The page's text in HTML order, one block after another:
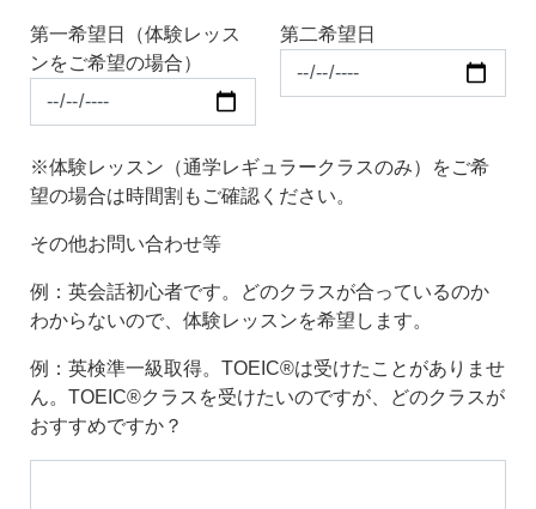
第一希望日（体験レッス
ンをご希望の場合）
第二希望日
※体験レッスン（通学レギュラークラスのみ）をご希
望の場合は時間割もご確認ください。
その他お問い合わせ等
例：英会話初心者です。どのクラスが合っているのか
わからないので、体験レッスンを希望します。
例：英検準一級取得。TOEIC®は受けたことがありませ
ん。TOEIC®クラスを受けたいのですが、どのクラスが
おすすめですか？